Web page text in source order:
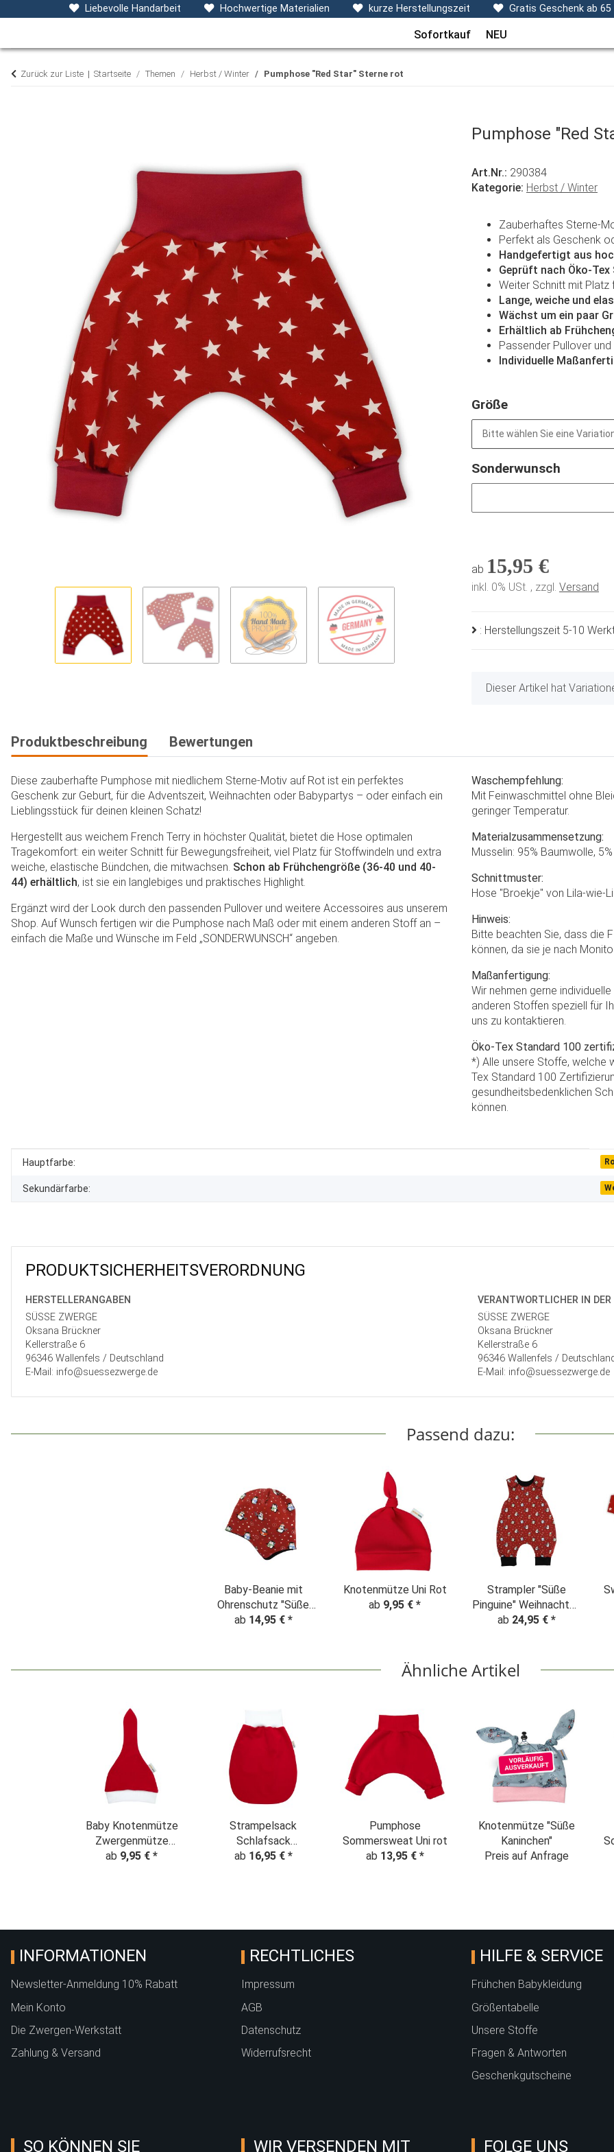
Liebevolle Handarbeit Hochwertige Materialien kurze Herstellungszeit Gratis Geschenk ab
Baby- & Kinderkleidung Accessoires Decken, Kissen & Co Themen Sets
Sofortkauf NEU
Zurück zur Liste Startseite Themen Herbst / Winter Pumphose "Red Star" Sterne rot
Pumphose "Red
Art.Nr.: 290384
Kategorie: Herbst / Winter
Zauberhaftes Sterne-
Perfekt als Geschenk
Handgefertigt aus
Geprüft nach Öko-Tex
Weiter Schnitt mit Platz
Lange, weiche und
Wächst um ein paar
Erhältlich ab
Passender Pullover
Individuelle
Größe
Bitte wählen Sie eine
Sonderwunsch
ab 15,95 €
inkl. 0% USt. , zzgl. Versand
: Herstellungszeit 5-10
x
Dieser Artikel hat
Produktbeschreibung Bewertungen
Diese zauberhafte Pumphose mit niedlichem Sterne-Motiv auf Rot ist ein perfektes
Geschenk zur Geburt, für die Adventszeit, Weihnachten oder Babypartys – oder einfach ein
Lieblingsstück für deinen kleinen Schatz!
Hergestellt aus weichem French Terry in höchster Qualität, bietet die Hose optimalen
Tragekomfort: ein weiter Schnitt für Bewegungsfreiheit, viel Platz für Stoffwindeln und extra
weiche, elastische Bündchen, die mitwachsen. Schon ab Frühchengröße (36-40 und 40-
44) erhältlich, ist sie ein langlebiges und praktisches Highlight.
Ergänzt wird der Look durch den passenden Pullover und weitere Accessoires aus unserem
Shop. Auf Wunsch fertigen wir die Pumphose nach Maß oder mit einem anderen Stoff an –
einfach die Maße und Wünsche im Feld „SONDERWUNSCH“ angeben.
Waschempfehlung:
Mit Feinwaschmittel ohne
geringer Temperatur.
Materialzusammensetzung:
Musselin: 95% Baumwolle,
Schnittmuster:
Hose "Broekje" von Lila-wie-
Hinweis:
Bitte beachten Sie, dass die
können, da sie je nach
Maßanfertigung:
Wir nehmen gerne
anderen Stoffen speziell für
uns zu kontaktieren.
Öko-Tex Standard 100
*) Alle unsere Stoffe, welche
Tex Standard 100
gesundheitsbedenklichen
können.
Produkteigenschaft
Wert
Hauptfarbe:
Sekundärfarbe:
PRODUKT­SICHER­HEITS­VER­ORD­NUNG
HERSTELLER­ANGABEN
SÜSSE ZWERGE
Oksana Brückner
Kellerstraße 6
96346 Wallenfels / Deutschland
E-Mail: info@suessezwerge.de
VERANTWORT­LICHER IN DER
SÜSSE ZWERGE
Oksana Brückner
Kellerstraße 6
96346 Wallenfels /
E-Mail: info@suessezwerge.de
Passend dazu:
Baby-Beanie mit
Ohrenschutz "Süße
Pinguine" Weihnachten
ab 14,95 € *
Knotenmütze Uni Rot
ab 9,95 € *
Strampler "Süße
Pinguine" Weihnachten
rot
ab 24,95 € *
Ähnliche Artikel
Baby Knotenmütze
Zwergenmütze
Nikolausmütze
ab 9,95 € *
Strampelsack
Schlafsack
Weihnachten - Advent
ab 16,95 € *
Pumphose
Sommersweat Uni rot
ab 13,95 € *
Knotenmütze "Süße
Kaninchen"
Preis auf Anfrage
INFORMATIONEN
Newsletter-Anmeldung 10% Rabatt
Mein Konto
Die Zwergen-Werkstatt
Zahlung & Versand
RECHTLICHES
Impressum
AGB
Datenschutz
Widerrufsrecht
HILFE & SERVICE
Frühchen Babykleidung
Größentabelle
Unsere Stoffe
Fragen & Antworten
Geschenkgutscheine
SO KÖNNEN SIE WIR VERSENDEN MIT FOLGE UNS